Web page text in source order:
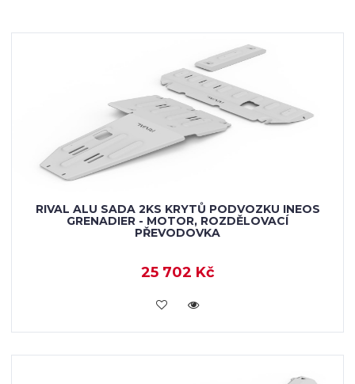
RIVAL ALU SADA 2KS KRYTŮ PODVOZKU INEOS
GRENADIER - MOTOR, ROZDĚLOVACÍ
PŘEVODOVKA
25 702 Kč
KOUPIT